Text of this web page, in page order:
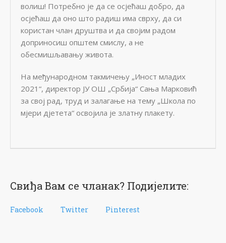
волиш! Потребно је да се осјећаш добро, да
осјећаш да оно што радиш има сврху, да си
користан члан друштва и да својим радом
доприносиш општем смислу, а не
обесмишљавању живота.
На међународном такмичењу „Иност младих
2021“, директор ЈУ ОШ „Србија“ Сања Марковић
за свој рад, труд и залагање на тему „Школа по
мјери дјетета“ освојила је златну плакету.
Свиђа Вам се чланак? Подијелите:
Facebook Twitter Pinterest